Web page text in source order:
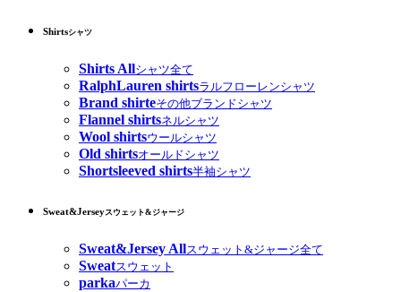
Shirtsシャツ
Shirts Allシャツ全て
RalphLauren shirtsラルフローレンシャツ
Brand shirteその他ブランドシャツ
Flannel shirtsネルシャツ
Wool shirtsウールシャツ
Old shirtsオールドシャツ
Shortsleeved shirts半袖シャツ
Sweat&Jerseyスウェット&ジャージ
Sweat&Jersey Allスウェット&ジャージ全て
Sweatスウェット
parkaパーカ